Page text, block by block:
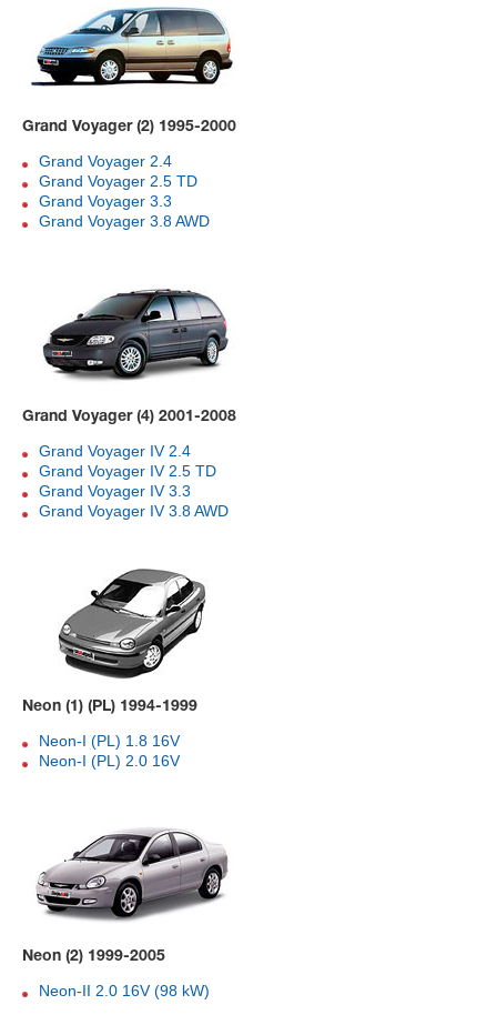
Grand Voyager (2) 1995-2000
Grand Voyager 2.4
Grand Voyager 2.5 TD
Grand Voyager 3.3
Grand Voyager 3.8 AWD
Grand Voyager (4) 2001-2008
Grand Voyager IV 2.4
Grand Voyager IV 2.5 TD
Grand Voyager IV 3.3
Grand Voyager IV 3.8 AWD
Neon (1) (PL) 1994-1999
Neon-I (PL) 1.8 16V
Neon-I (PL) 2.0 16V
Neon (2) 1999-2005
Neon-II 2.0 16V (98 kW)